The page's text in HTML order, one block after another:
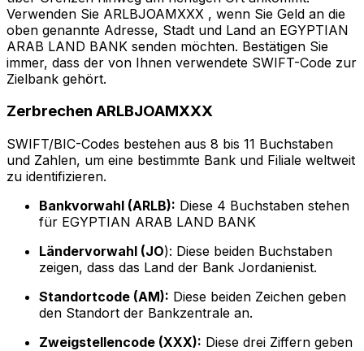
Verwenden Sie ARLBJOAMXXX , wenn Sie Geld an die
oben genannte Adresse, Stadt und Land an EGYPTIAN
ARAB LAND BANK senden möchten. Bestätigen Sie
immer, dass der von Ihnen verwendete SWIFT-Code zur
Zielbank gehört.
Zerbrechen ARLBJOAMXXX
SWIFT/BIC-Codes bestehen aus 8 bis 11 Buchstaben
und Zahlen, um eine bestimmte Bank und Filiale weltweit
zu identifizieren.
Bankvorwahl (ARLB): Diese 4 Buchstaben stehen
für EGYPTIAN ARAB LAND BANK
Ländervorwahl (JO): Diese beiden Buchstaben
zeigen, dass das Land der Bank Jordanienist.
Standortcode (AM): Diese beiden Zeichen geben
den Standort der Bankzentrale an.
Zweigstellencode (XXX): Diese drei Ziffern geben